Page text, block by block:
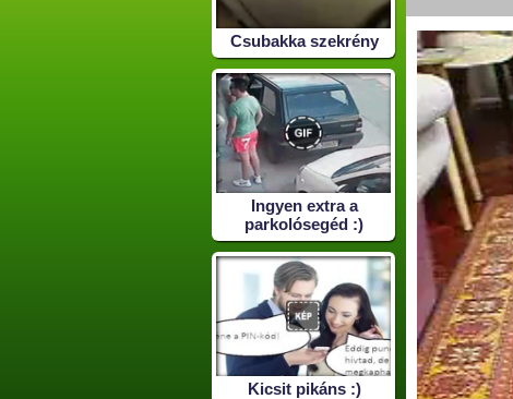
Csubakka szekrény
Ingyen extra a
parkolósegéd :)
Kicsit pikáns :)